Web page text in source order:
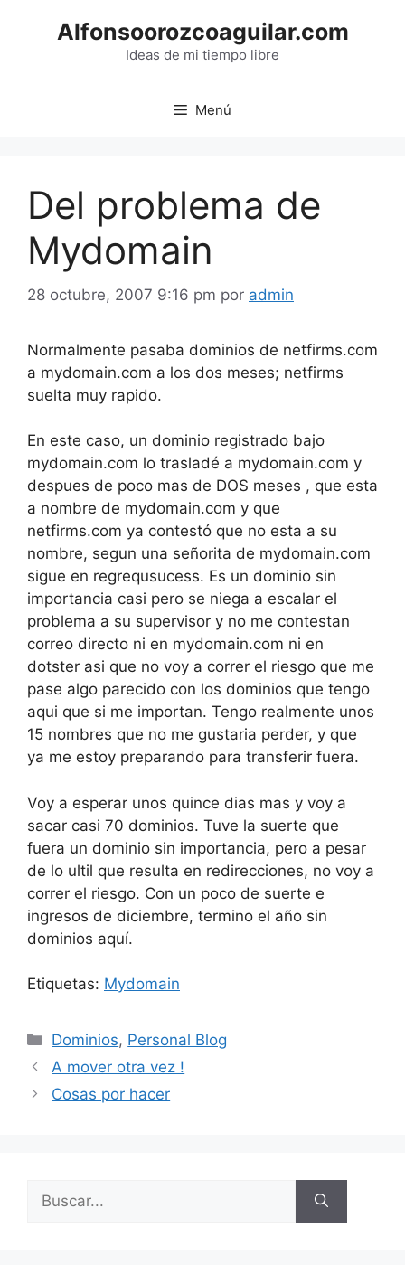
Alfonsoorozcoaguilar.com
Ideas de mi tiempo libre
Menú
Del problema de
Mydomain
28 octubre, 2007 9:16 pm por admin
Normalmente pasaba dominios de netfirms.com
a mydomain.com a los dos meses; netfirms
suelta muy rapido.
En este caso, un dominio registrado bajo
mydomain.com lo trasladé a mydomain.com y
despues de poco mas de DOS meses , que esta
a nombre de mydomain.com y que
netfirms.com ya contestó que no esta a su
nombre, segun una señorita de mydomain.com
sigue en regrequsucess. Es un dominio sin
importancia casi pero se niega a escalar el
problema a su supervisor y no me contestan
correo directo ni en mydomain.com ni en
dotster asi que no voy a correr el riesgo que me
pase algo parecido con los dominios que tengo
aqui que si me importan. Tengo realmente unos
15 nombres que no me gustaria perder, y que
ya me estoy preparando para transferir fuera.
Voy a esperar unos quince dias mas y voy a
sacar casi 70 dominios. Tuve la suerte que
fuera un dominio sin importancia, pero a pesar
de lo ultil que resulta en redirecciones, no voy a
correr el riesgo. Con un poco de suerte e
ingresos de diciembre, termino el año sin
dominios aquí.
Etiquetas: Mydomain
Categorías
Dominios, Personal Blog
A mover otra vez !
Cosas por hacer
Buscar: